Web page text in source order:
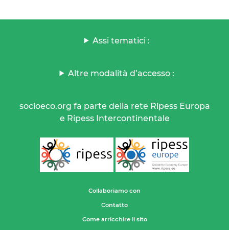
Assi tematici :
Altre modalità d’accesso :
socioeco.org fa parte della rete Ripess Europa
e Ripess Intercontinentale
Collaboriamo con
Contatto
Come arricchire il sito